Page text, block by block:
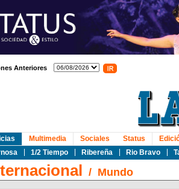
Anteriores
1/2 Tiempo Ribereña Rio Bravo
Multimedia Sociales Status
/ Mundo